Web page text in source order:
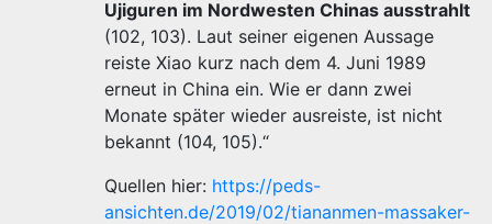
Ujiguren im Nordwesten Chinas ausstrahlt
(102, 103). Laut seiner eigenen Aussage
reiste Xiao kurz nach dem 4. Juni 1989
erneut in China ein. Wie er dann zwei
Monate später wieder ausreiste, ist nicht
bekannt (104, 105).“
Quellen hier: https://peds-
ansichten.de/2019/02/tiananmen-massaker-